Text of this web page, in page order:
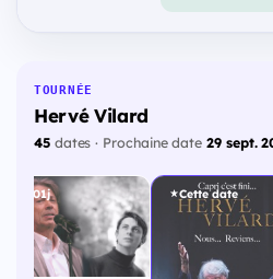
TOURNÉE
Hervé Vilard
45dates · Prochaine date29 sept.
201j Cette date